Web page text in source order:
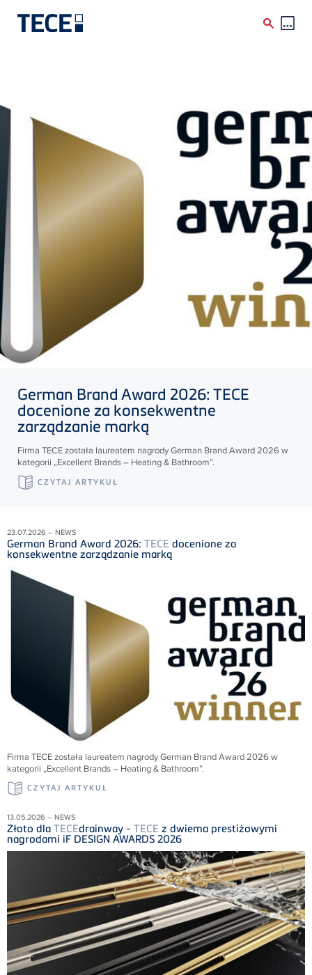
German Brand Award 2026: TECE
docenione za konsekwentne
zarządzanie marką
Firma TECEzostała laureatem nagrody German Brand Award 2026 w
kategorii „Excellent Brands – Heating & Bathroom”.
CZYTAJ ARTYKUŁ
23.07.2026 – NEWS
German Brand Award 2026: TECE docenione za
konsekwentne zarządzanie marką
Firma TECEzostała laureatem nagrody German Brand Award 2026 w
kategorii „Excellent Brands – Heating & Bathroom”.
CZYTAJ ARTYKUŁ
13.05.2026 – NEWS
Złoto dla TECEdrainway - TECE z dwiema prestiżowymi
nagrodami iF DESIGN AWARDS 2026